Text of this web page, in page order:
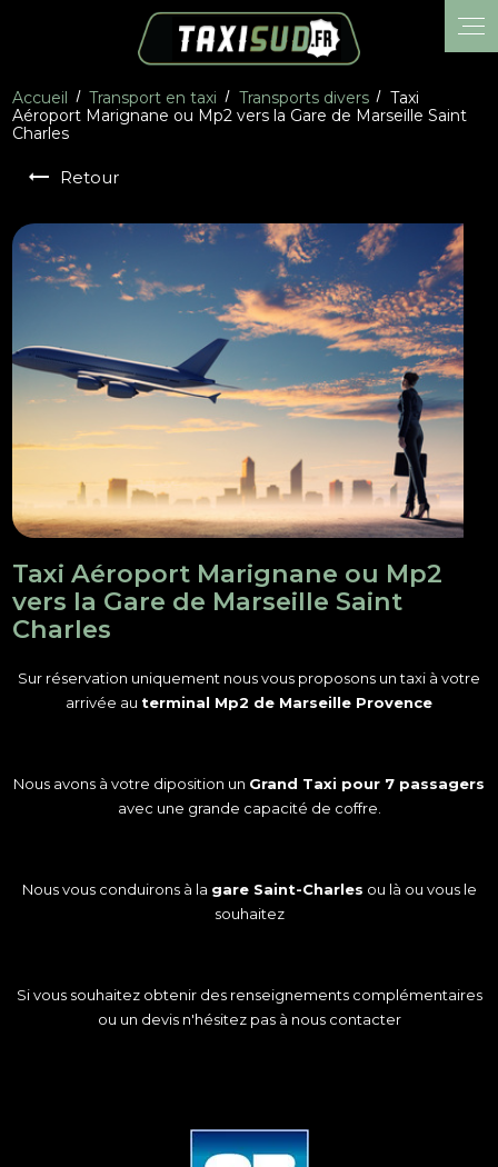
Accueil Transport en taxi Transports divers
Taxi
Aéroport Marignane ou Mp2 vers la Gare de Marseille Saint
Charles
Retour
Taxi Aéroport Marignane ou Mp2
vers la Gare de Marseille Saint
Charles
Sur réservation uniquement nous vous proposons un taxi à votre
arrivée au terminal Mp2 de Marseille Provence
Nous avons à votre diposition un Grand Taxi pour 7 passagers
avec une grande capacité de coffre.
Nous vous conduirons à la gare Saint-Charles ou là ou vous le
souhaitez
Si vous souhaitez obtenir des renseignements complémentaires
ou un devis n'hésitez pas à nous contacter
Panneau de gestion des cookies